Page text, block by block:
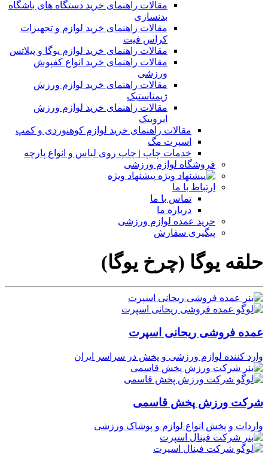
مقالات راهنمای خرید دستگاه های باشگاه
بدنسازی
مقالات راهنمای خرید لوازم و تجهیزات
کراس فیت
مقالات راهنمای خرید لوازم یوگا و پیلاتس
مقالات راهنمای خرید انواع کفپوش
ورزشی
مقالات راهنمای خرید لوازم ورزش
ژیمناستیک
مقالات راهنمای خرید لوازم ورزش
ایروبیک
مقالات راهنمای خرید لوازم کوهنوردی و کمپ
اسپرت مگ
خدمات چاپ | چاپ روی لباس و انواع پارچه
فروشگاه لوازم ورزشی
پیشنهاد ویژه
ارتباط با ما
تماس با ما
درباره ما
خرید عمده لوازم ورزشی
پیگیری سفارش
حلقه یوگا (چرخ یوگا)
عمده فروشی ریحانی اسپرت
وارد کننده لوازم ورزشی و پخش در سراسر ایران
شرکت ورزش پخش قاسمی
واردات و پخش انواع لوازم و پوشاک ورزشی